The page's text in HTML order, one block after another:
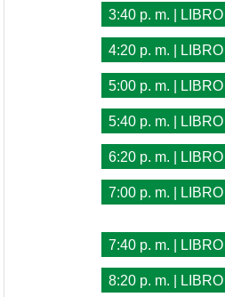
3:40 p. m. | LIBRO
4:20 p. m. | LIBRO
5:00 p. m. | LIBRO
5:40 p. m. | LIBRO
6:20 p. m. | LIBRO
7:00 p. m. | LIBRO
7:40 p. m. | LIBRO
8:20 p. m. | LIBRO